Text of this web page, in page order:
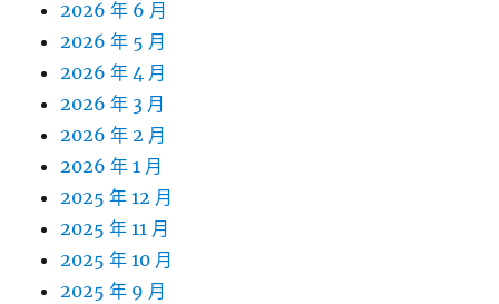
2026 年 6 月
2026 年 5 月
2026 年 4 月
2026 年 3 月
2026 年 2 月
2026 年 1 月
2025 年 12 月
2025 年 11 月
2025 年 10 月
2025 年 9 月